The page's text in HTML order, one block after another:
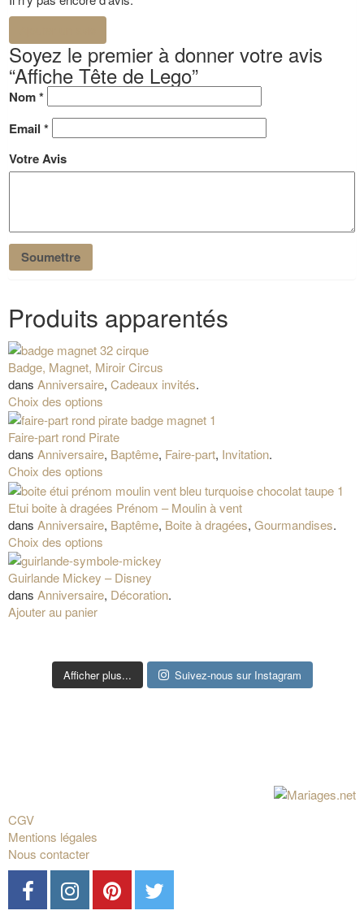
Soyez le premier à donner votre avis
“Affiche Tête de Lego”
Nom*
Email *
Votre Avis
Produits apparentés
Badge, Magnet, Miroir Circus
dans Anniversaire, Cadeaux invités.
Choix des options
Faire-part rond Pirate
dans Anniversaire, Baptême, Faire-part, Invitation.
Choix des options
Etui boite à dragées Prénom – Moulin à vent
dans Anniversaire, Baptême, Boite à dragées, Gourmandises.
Choix des options
Guirlande Mickey – Disney
dans Anniversaire, Décoration.
Ajouter au panier
Afficher plus... Suivez-nous sur Instagram
CGV
Mentions légales
Nous contacter